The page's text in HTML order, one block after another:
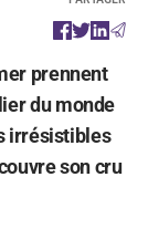
prennent
du monde
irrésistibles
son cru